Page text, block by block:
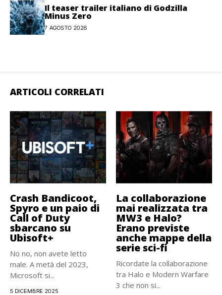
Il teaser trailer italiano di Godzilla
Minus Zero
7 AGOSTO 2026
ARTICOLI CORRELATI
Crash Bandicoot,
Spyro e un paio di
Call of Duty
sbarcano su
Ubisoft+
No no, non avete letto
male. A metà del 2023,
Microsoft si...
5 DICEMBRE 2025
La collaborazione
mai realizzata tra
MW3 e Halo?
Erano previste
anche mappe della
serie sci-fi
Ricordate la collaborazione
tra Halo e Modern Warfare
3 che non si...